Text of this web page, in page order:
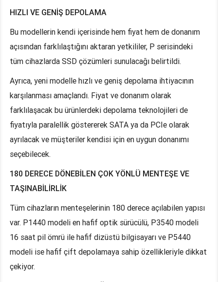
HIZLI VE GENİŞ DEPOLAMA
Bu modellerin kendi içerisinde hem fiyat hem de donanım
açısından farklılaştığını aktaran yetkililer, P serisindeki
tüm cihazlarda SSD çözümleri sunulacağı belirtildi.
Ayrıca, yeni modelle hızlı ve geniş depolama ihtiyacının
karşılanması amaçlandı. Fiyat ve donanım olarak
farklılaşacak bu ürünlerdeki depolama teknolojileri de
fiyatıyla paralellik göstererek SATA ya da PCIe olarak
ayrılacak ve müşteriler kendisi için en uygun donanımı
seçebilecek.
180 DERECE DÖNEBİLEN ÇOK YÖNLÜ MENTEŞE VE
TAŞINABİLİRLİK
Tüm cihazların menteşelerinin 180 derece açılabilen yapısı
var. P1440 modeli en hafif optik sürücülü, P3540 modeli
16 saat pil ömrü ile hafif dizüstü bilgisayarı ve P5440
modeli ise hafif çift depolamaya sahip özellikleriyle dikkat
çekiyor.